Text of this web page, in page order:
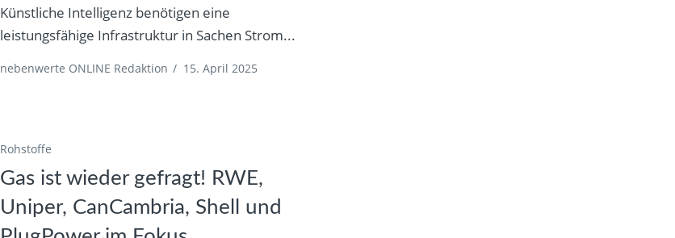
Künstliche Intelligenz benötigen eine
leistungsfähige Infrastruktur in Sachen Strom...
nebenwerte ONLINE Redaktion / 15. April 2025
Rohstoffe
Gas ist wieder gefragt! RWE,
Uniper, CanCambria, Shell und